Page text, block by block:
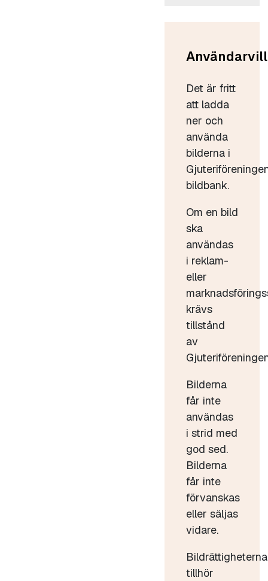
Det är fritt
att ladda
ner och
använda
bilderna i
bildbank.
Om en bild
ska
användas
i reklam-
eller
krävs
tillstånd
av
Bilderna
får inte
användas
i strid med
god sed.
Bilderna
får inte
förvanskas
eller säljas
vidare.
Bildrättigheterna
tillhör